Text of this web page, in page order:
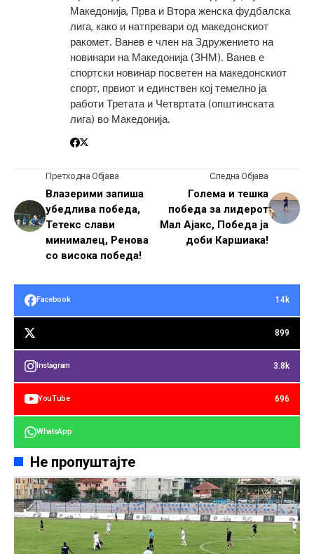
Македонија, Прва и Втора женска фудбалска
лига, како и натпревари од македонскиот
ракомет. Ванев е член на Здружението на
новинари на Македонија (ЗНМ). Ванев е
спортски новинар посветен на македонскиот
спорт, првиот и единствен кој темелно ја
работи Третата и Четвртата (општинската
лига) во Македонија.
Претходна Објава
Влазерими запиша
убедлива победа,
Тетекс слави
минималец, Ренова
со висока победа!
Следна Објава
Голема и тешка
победа за лидерот
Мал Ајакс, Победа ја
доби Каршиака!
Facebook 14k
899
Instagram 3.8k
YouTube 696
WhatsApp
Не пропуштајте